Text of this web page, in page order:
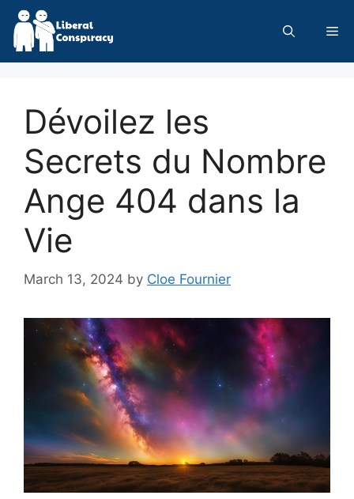
Skip
content
Dévoilez les
Secrets du Nombre
Ange 404 dans la
Vie
March 13, 2024 by Cloe Fournier